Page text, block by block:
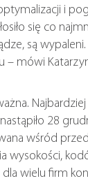
i
się co
są
– mówi
28
wśród
wysokości,
wielu firm